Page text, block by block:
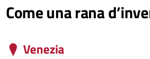
Come una rana
Venezia